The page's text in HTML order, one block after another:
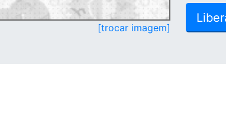
[trocar imagem]